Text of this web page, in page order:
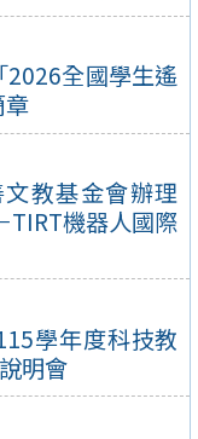
全國學生遙
教基金會辦理
TIRT機器人國際
學年度科技教
明會